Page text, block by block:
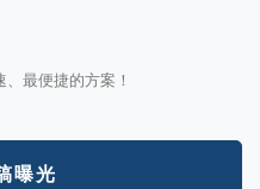
最便捷的方案！
曝光